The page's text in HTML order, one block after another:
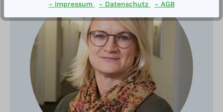
- Impressum - Datenschutz - AGB